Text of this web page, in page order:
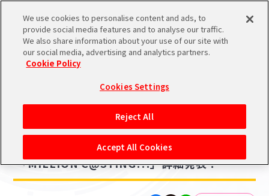
スケジュール 検索
バンダイナムコIDで
アイドルマスター ポータルへの登録について
シリアルコード・
あいことば
活動履歴
Pレポ
ニュース
ゲーム
2023.01.19
【ミリシタ】キャスティング投票イベント
「MILLION C@STING!!!」詳細発表！
We use cookies to personalise content and ads, to
provide social media features and to analyse our traffic.
We also share information about your use of our site with
our social media, advertising and analytics partners.
Cookie Policy
Cookies Settings
Reject All
Accept All Cookies